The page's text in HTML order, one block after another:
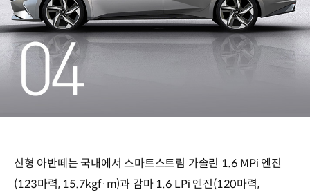
신형 아반떼는 국내에서 스마트스트림 가솔린 1.6 MPi 엔진
(123마력, 15.7kgf·m)과 감마 1.6 LPi 엔진(120마력,